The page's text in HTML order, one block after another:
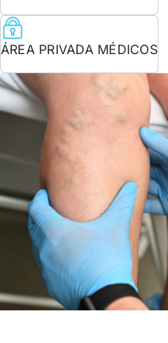
ÁREA PRIVADA MÉDICOS